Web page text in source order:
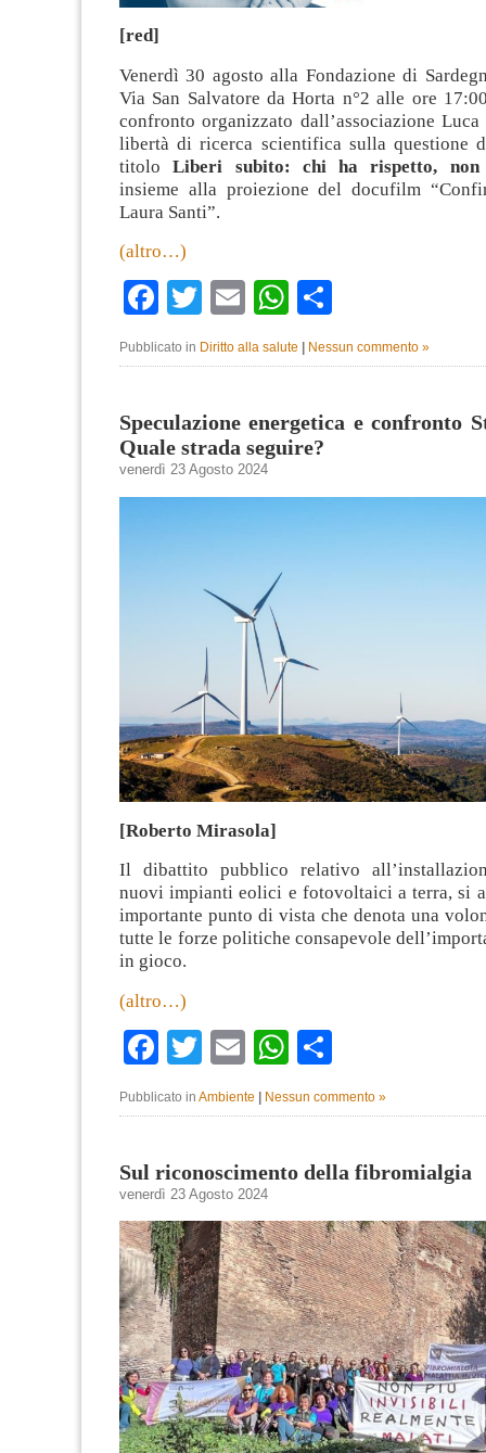
[red]
Venerdì 30 agosto alla Fondazione di
Via San Salvatore da Horta n°2 alle ore
confronto organizzato dall’associazione
libertà di ricerca scientifica sulla questione
titolo Liberi subito: chi ha rispetto, non
insieme alla proiezione del docufilm
Laura Santi”.
(altro…)
Facebook
TwitterEmailWhatsApp
Pubblicato in Diritto alla salute Nessun commento »
Speculazione energetica e confronto
Quale strada seguire?
venerdì 23 Agosto 2024
[Roberto Mirasola]
Il dibattito pubblico relativo
nuovi impianti eolici e fotovoltaici a terra, si
importante punto di vista che denota una
tutte le forze politiche consapevole
in gioco.
(altro…)
Facebook
TwitterEmailWhatsApp
Pubblicato in Ambiente | Nessun commento »
Sul riconoscimento della fibromialgia
venerdì 23 Agosto 2024